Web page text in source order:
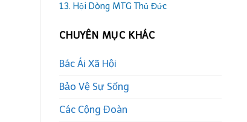
13. Hội Dòng MTG Thủ Đức
CHUYÊN MỤC KHÁC
Bác Ái Xã Hội
Bảo Vệ Sự Sống
Các Cộng Đoàn